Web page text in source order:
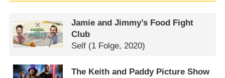
Jamie and Jimmy’s Food Fight
Club
Self (1 Folge, 2020)
The Keith and Paddy Picture Show